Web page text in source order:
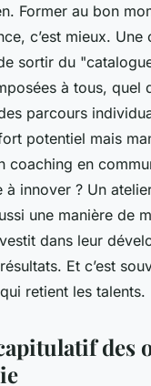
Former au bon
c’est mieux. Une
sortir du
à tous, quel
parcours
potentiel mais
coaching en
à innover ? Un
une manière de
dans leur
Et c’est
retient les talents.
des